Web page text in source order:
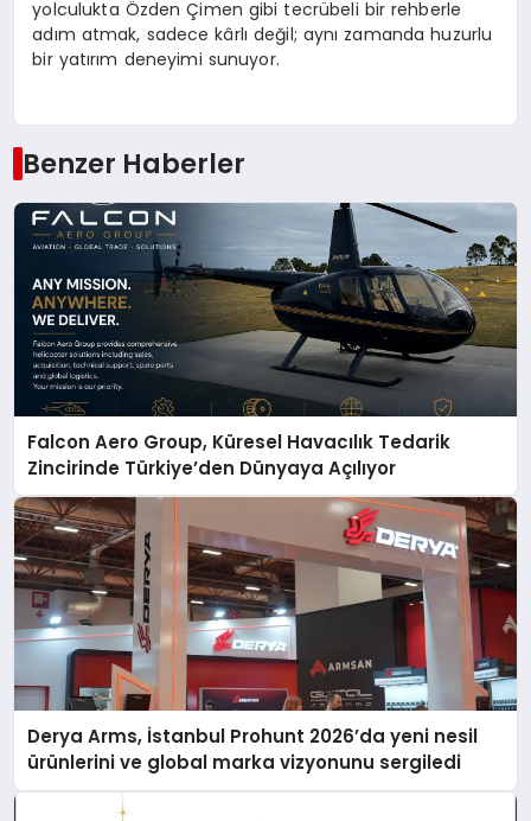
yolculukta Özden Çimen gibi tecrübeli bir rehberle
adım atmak, sadece kârlı değil; aynı zamanda huzurlu
bir yatırım deneyimi sunuyor.
Benzer Haberler
Falcon Aero Group, Küresel Havacılık Tedarik
Zincirinde Türkiye’den Dünyaya Açılıyor
Derya Arms, İstanbul Prohunt 2026’da yeni nesil
ürünlerini ve global marka vizyonunu sergiledi